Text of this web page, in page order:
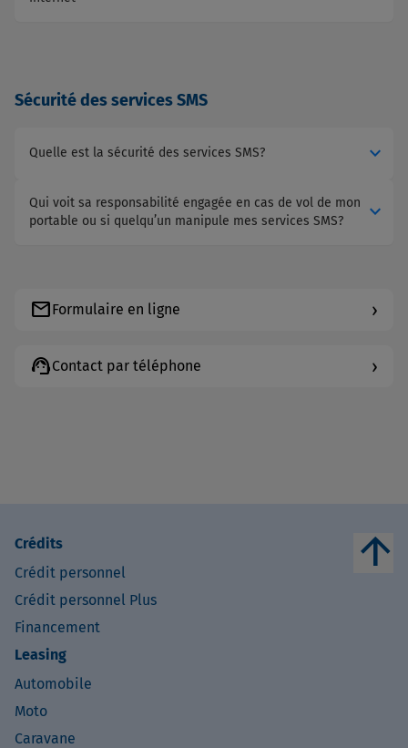
Sécurité des services SMS
Quelle est la sécurité des services SMS? expand_more
Qui voit sa responsabilité engagée en cas de vol de mon
portable ou si quelqu’un manipule mes services SMS?
expand_more
mailFormulaire en ligne ›
support_agentContact par téléphone ›
Crédits
Crédit personnel
Crédit personnel Plus
Financement
Leasing
Automobile
Moto
Caravane
arrow_upward